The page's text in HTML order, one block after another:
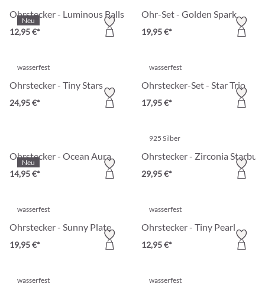
Neu
Ohrstecker - Luminous Balls
12,95 €*
Ohr-Set - Golden Spark
19,95 €*
wasserfest
Ohrstecker - Tiny Stars
24,95 €*
wasserfest
Ohrstecker-Set - Star Trio
17,95 €*
Neu
Ohrstecker - Ocean Aura
14,95 €*
925 Silber
Ohrstecker - Zirconia
29,95 €*
wasserfest
Ohrstecker - Sunny Plate
19,95 €*
wasserfest
Ohrstecker - Tiny Pearl
12,95 €*
wasserfest wasserfest